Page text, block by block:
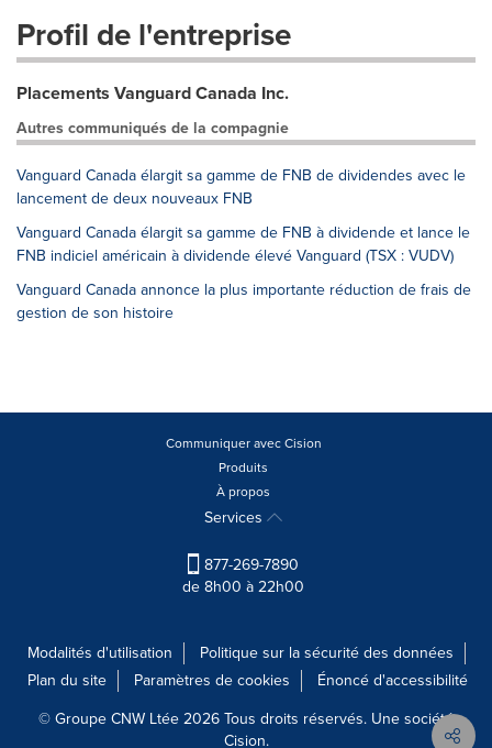
Profil de l'entreprise
Placements Vanguard Canada Inc.
Autres communiqués de la compagnie
Vanguard Canada élargit sa gamme de FNB de dividendes avec le
lancement de deux nouveaux FNB
Vanguard Canada élargit sa gamme de FNB à dividende et lance le
FNB indiciel américain à dividende élevé Vanguard (TSX : VUDV)
Vanguard Canada annonce la plus importante réduction de frais de
gestion de son histoire
Communiquer avec Cision
Produits
À propos
Services
877-269-7890
de 8h00 à 22h00
Modalités d'utilisation
Politique sur la sécurité des données
Plan du site
Paramètres de cookies
Énoncé d'accessibilité
© Groupe CNW Ltée 2026 Tous droits réservés. Une société
Cision.